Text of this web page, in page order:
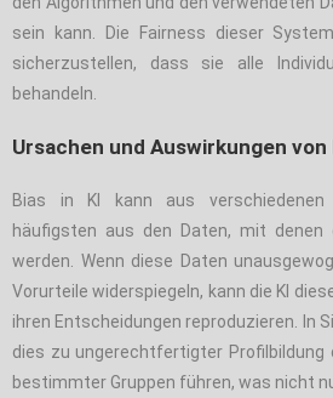
sein kann. Die Fairness dieser
sicherzustellen, dass sie alle
behandeln.
Ursachen und Auswirkungen
Bias in KI kann aus
häufigsten aus den Daten, mit denen
werden. Wenn diese Daten
Vorurteile widerspiegeln, kann die KI
ihren Entscheidungen reproduzieren. In
dies zu ungerechtfertigter Profilbildung
bestimmter Gruppen führen, was nicht